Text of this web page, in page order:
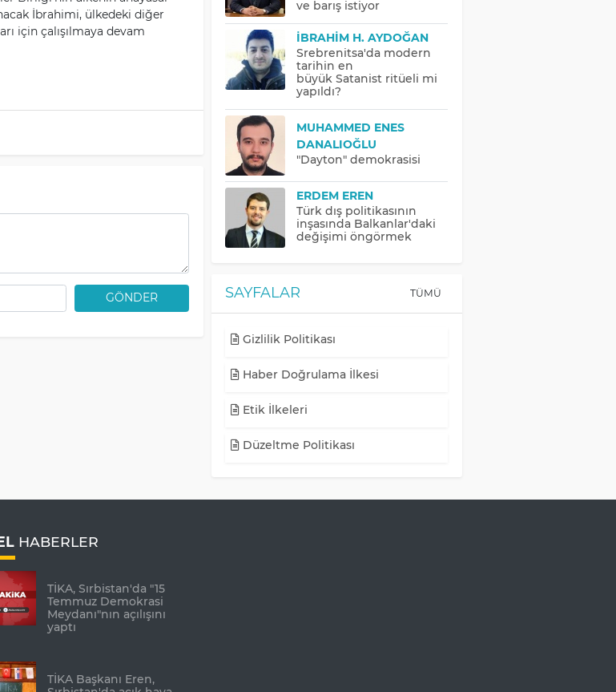
İbrahimi, ülkedeki diğer
için çalışılmaya devam
GÖNDER
ve barış istiyor
İBRAHIM H. AYDOĞAN
Srebrenitsa'da modern
tarihin en
büyük Satanist ritüeli mi
yapıldı?
MUHAMMED ENES
DANALIOĞLU
"Dayton" demokrasisi
ERDEM EREN
Türk dış politikasının
inşasında Balkanlar'daki
değişimi öngörmek
SAYFALAR TÜMÜ
Gizlilik Politikası
Haber Doğrulama İlkesi
Etik İlkeleri
Düzeltme Politikası
HABERLER
TİKA, Sırbistan'da "15
Temmuz Demokrasi
Meydanı"nın açılışını
yaptı
TİKA Başkanı Eren,